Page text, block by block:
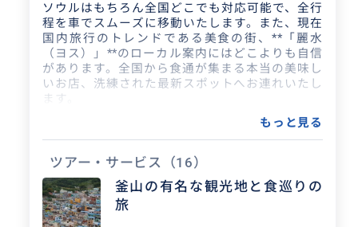
クチコミ
１人旅で不安だったのですが、と
60代 2023/10/18
道路が混んだり、食事時間が長引いたり
して(私のせいですが楽しくて)予定時間を
過ぎたのに、計画どおりに回っていただ
ソウルはもちろん全国どこでも対応可能で、全行
程を車でスムーズに移動いたします。また、現在
国内旅行のトレンドである美食の街、**「麗水
（ヨス）」**のローカル案内にはどこよりも自信
があります。全国から食通が集まる本当の美味し
いお店、洗練された最新スポットへお連れいたし
ます。
プライベートな癒やしの旅からビジネスアテンド
まで、あなたの韓国滞在を最も価値ある時間にい
たします。
もっと見る
ツアー・サービス （16）
釜山の有名な観光地と食巡りの
旅